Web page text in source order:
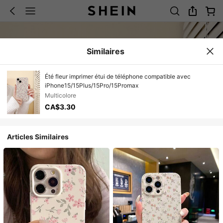
Similaires
Été fleur imprimer étui de téléphone compatible avec
iPhone15/15Plus/15Pro/15Promax
Multicolore
CA$3.30
Articles Similaires